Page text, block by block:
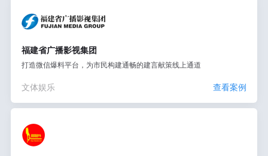
福建省广播影视集团
打造微信爆料平台，为市民构建通畅的建言献策线上通道
文体娱乐 查看案例